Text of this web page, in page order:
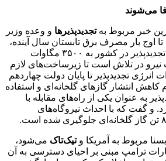
می‌شوند
خبر مربوط به تجدیدپذیرها و وعده وزیر
تا اوج بار مصرف برق تابستان سال آینده،
ظرفیت تولید انرژی‌های تجدیدپذیر در کشور به ۳۵۰۰ مگاوات
در تلاش است تا زیرساخت‌های لازم
هزار مگاوات انرژی تجدیدپذیر تا پایان دولت چهاردهم
کاهش انتشار گازهای گلخانه‌ای و استفاده
به عنوان یکی از راه‌های مقابله با
و گفت که با احداث نیروگاه‌های
مربوط به آمریکا و تیک‌تاک می‌شود،
ترامپ مبنی بر احیای دسترسی به آن